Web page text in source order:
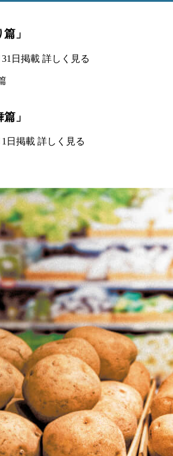
」
31日掲載 詳しく見る
」
1日掲載 詳しく見る